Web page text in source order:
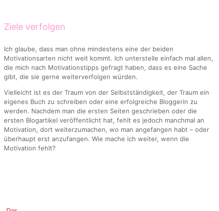
Ziele verfolgen
Ich glaube, dass man ohne mindestens eine der beiden
Motivationsarten nicht weit kommt. Ich unterstelle einfach mal allen,
die mich nach Motivationstipps gefragt haben, dass es eine Sache
gibt, die sie gerne weiterverfolgen würden.
Vielleicht ist es der Traum von der Selbstständigkeit, der Traum ein
eigenes Buch zu schreiben oder eine erfolgreiche Bloggerin zu
werden. Nachdem man die ersten Seiten geschrieben oder die
ersten Blogartikel veröffentlicht hat, fehlt es jedoch manchmal an
Motivation, dort weiterzumachen, wo man angefangen habt – oder
überhaupt erst anzufangen. Wie mache ich weiter, wenn die
Motivation fehlt?